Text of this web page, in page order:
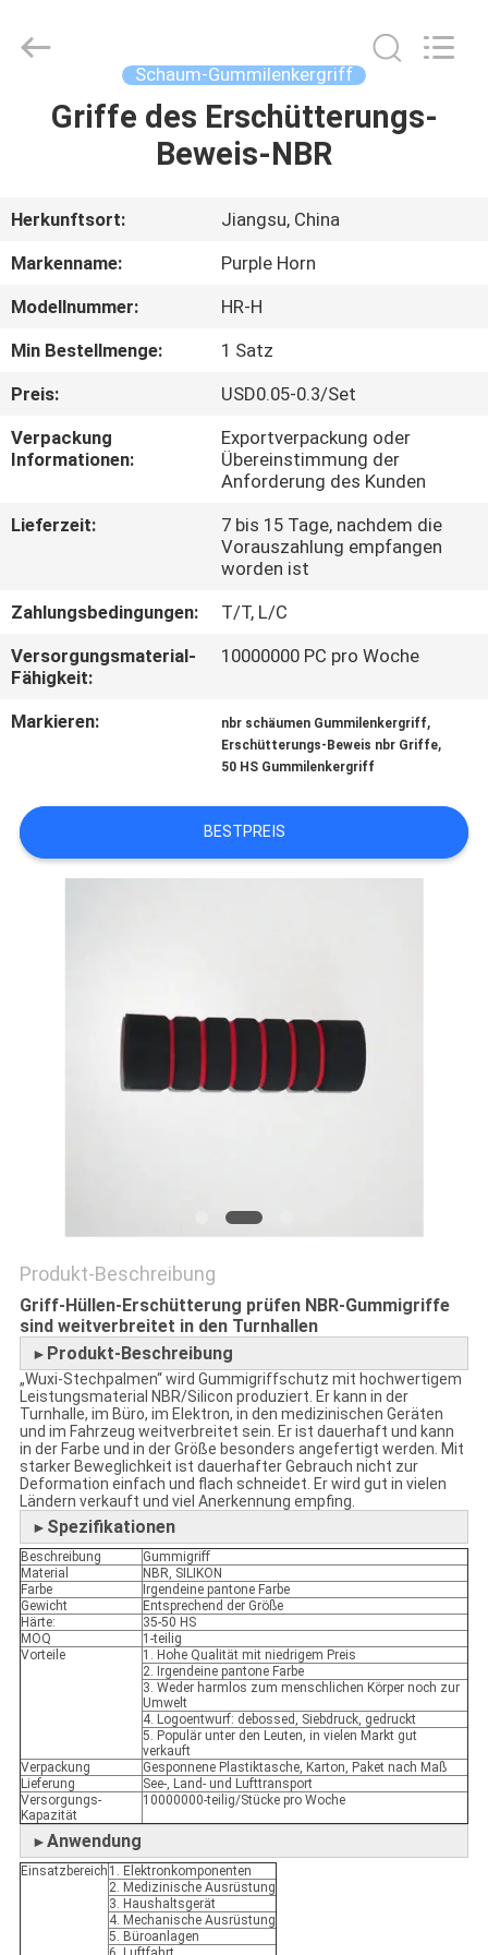
HAUS
ÜBER
UNS
FABRIK-
AUSFLUG
QUALITÄTSKONTROLLE
TRETEN
MIT
UNS
IN
VERBINDUNG
FORDERN
SITEMAP
Commerce
Schaum-Gummilenkergriff
Griffe des Erschütterungs-
Beweis-NBR
Herkunftsort:
Jiangsu, China
Markenname:
Purple Horn
Modellnummer:
HR-H
Min Bestellmenge:
1 Satz
Preis:
USD0.05-0.3/Set
Verpackung
Informationen:
Exportverpackung oder
Übereinstimmung der
Anforderung des Kunden
Lieferzeit:
7 bis 15 Tage, nachdem die
Vorauszahlung empfangen
worden ist
Zahlungsbedingungen:
T/T, L/C
Versorgungsmaterial-
Fähigkeit:
10000000 PC pro Woche
Markieren: nbr schäumen Gummilenkergriff,
Erschütterungs-Beweis nbr Griffe,
50 HS Gummilenkergriff
BESTPREIS
Produkt-Beschreibung
Griff-Hüllen-Erschütterung prüfen NBR-Gummigriffe
sind weitverbreitet in den Turnhallen
► Produkt-Beschreibung
„Wuxi-Stechpalmen“ wird Gummigriffschutz mit hochwertigem
Leistungsmaterial NBR/Silicon produziert. Er kann in der
Turnhalle, im Büro, im Elektron, in den medizinischen Geräten
und im Fahrzeug weitverbreitet sein. Er ist dauerhaft und kann
in der Farbe und in der Größe besonders angefertigt werden. Mit
starker Beweglichkeit ist dauerhafter Gebrauch nicht zur
Deformation einfach und flach schneidet. Er wird gut in vielen
Ländern verkauft und viel Anerkennung empfing.
► Spezifikationen
Beschreibung
Gummigriff
Material
NBR, SILIKON
Farbe
Irgendeine pantone Farbe
Gewicht
Entsprechend der Größe
Härte:
35-50 HS
MOQ
1-teilig
Vorteile
1. Hohe Qualität mit niedrigem Preis
2. Irgendeine pantone Farbe
3. Weder harmlos zum menschlichen Körper noch zur
Umwelt
4. Logoentwurf: debossed, Siebdruck, gedruckt
5. Populär unter den Leuten, in vielen Markt gut
verkauft
Verpackung
Gesponnene Plastiktasche, Karton, Paket nach Maß
Lieferung
See-, Land- und Lufttransport
Versorgungs-
Kapazität
10000000-teilig/Stücke pro Woche
►Anwendung
Einsatzbereich 1. Elektronkomponenten
2. Medizinische Ausrüstung
3. Haushaltsgerät
4. Mechanische Ausrüstung
5. Büroanlagen